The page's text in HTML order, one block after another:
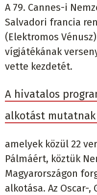
A 79. Cannes-i
Salvadori francia
(Elektromos
vígjátékának
vette kezdetét.
A hivatalos
alkotást mutatnak
amelyek közül 22
Pálmáért, köztük
Magyarországon
alkotása. Az Oscar-,